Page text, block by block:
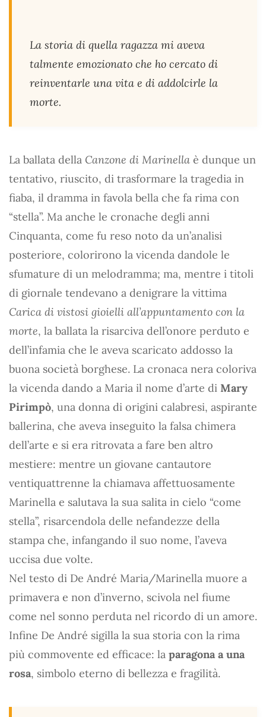
La storia di quella ragazza mi aveva
talmente emozionato che ho cercato di
reinventarle una vita e di addolcirle la
morte.
La ballata della Canzone di Marinella è dunque un
tentativo, riuscito, di trasformare la tragedia in
fiaba, il dramma in favola bella che fa rima con
“stella”. Ma anche le cronache degli anni
Cinquanta, come fu reso noto da un’analisi
posteriore, colorirono la vicenda dandole le
sfumature di un melodramma; ma, mentre i titoli
di giornale tendevano a denigrare la vittima
Carica di vistosi gioielli all’appuntamento con la
morte, la ballata la risarciva dell’onore perduto e
dell’infamia che le aveva scaricato addosso la
buona società borghese. La cronaca nera coloriva
la vicenda dando a Maria il nome d’arte di Mary
Pirimpò, una donna di origini calabresi, aspirante
ballerina, che aveva inseguito la falsa chimera
dell’arte e si era ritrovata a fare ben altro
mestiere: mentre un giovane cantautore
ventiquattrenne la chiamava affettuosamente
Marinella e salutava la sua salita in cielo “come
stella”, risarcendola delle nefandezze della
stampa che, infangando il suo nome, l’aveva
uccisa due volte.
Nel testo di De André Maria/Marinella muore a
primavera e non d’inverno, scivola nel fiume
come nel sonno perduta nel ricordo di un amore.
Infine De André sigilla la sua storia con la rima
più commovente ed efficace: la paragona a una
rosa, simbolo eterno di bellezza e fragilità.